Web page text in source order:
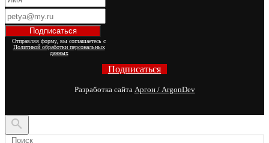
Отправляя форму, вы соглашаетесь с
Политикой обработки персональных
данных
Подписаться
Разработка сайта Аргон / ArgonDev
